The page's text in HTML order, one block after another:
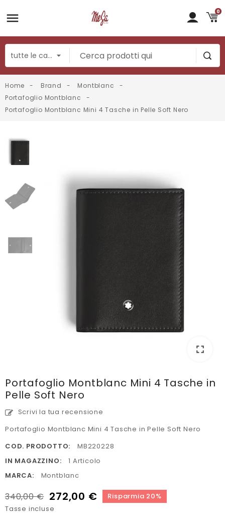
0
Home Brand
Montblanc
Portafoglio Montblanc
Portafoglio Montblanc Mini 4 Tasche in Pelle Soft Nero
fullscreen
fullscreen
Portafoglio Montblanc Mini 4 Tasche in
Pelle Soft Nero
Scrivi la tua recensione
Portafoglio Montblanc Mini 4 Tasche in Pelle Soft Nero
COD. PRODOTTO:
MB220228
IN MAGAZZINO:
1 Articolo
MARCA:
Montblanc
340,00 € 272,00 €
Risparmia 20%
Tasse incluse